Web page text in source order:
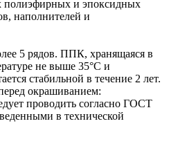
полиэфирных и эпоксидных
наполнителей и
5 рядов. ППК, хранящаяся в
не выше 35°С и
стабильной в течение 2 лет.
окрашиванием:
проводить согласно ГОСТ
в технической